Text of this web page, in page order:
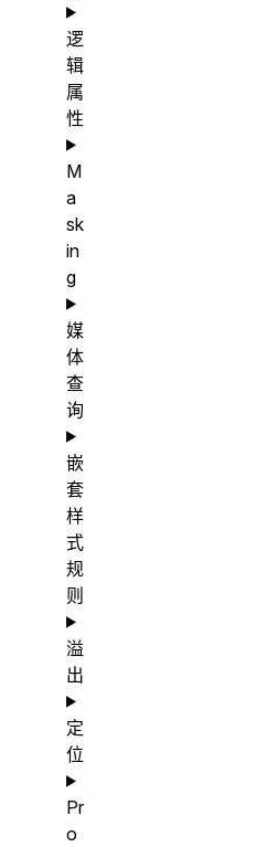
逻
辑
属
性
M
a
sk
in
g
媒
体
查
询
嵌
套
样
式
规
则
溢
出
定
位
Pr
o